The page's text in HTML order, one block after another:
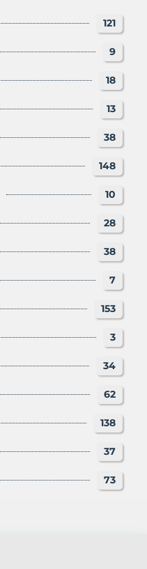
121
9
18
13
38
148
10
28
38
7
153
3
34
62
138
37
73